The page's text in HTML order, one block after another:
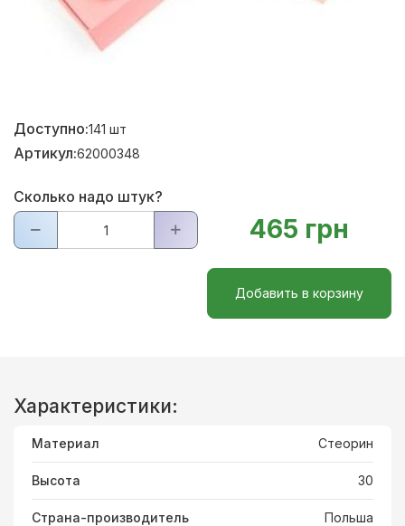
Доступно:141 шт
Артикул:62000348
Сколько надо штук?
465 грн
Добавить в корзину
Характеристики:
Материал Стеорин
Высота 30
Страна-производитель Польша